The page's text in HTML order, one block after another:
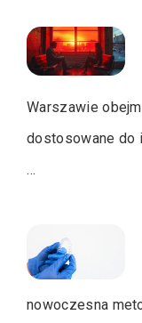
Warszawie
dostosowane do
…
nowoczesna